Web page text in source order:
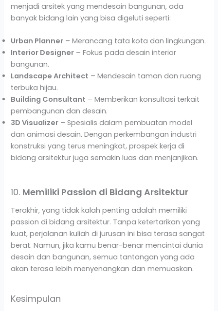
menjadi arsitek yang mendesain bangunan, ada
banyak bidang lain yang bisa digeluti seperti:
Urban Planner – Merancang tata kota dan lingkungan.
Interior Designer – Fokus pada desain interior
bangunan.
Landscape Architect – Mendesain taman dan ruang
terbuka hijau.
Building Consultant – Memberikan konsultasi terkait
pembangunan dan desain.
3D Visualizer – Spesialis dalam pembuatan model
dan animasi desain. Dengan perkembangan industri
konstruksi yang terus meningkat, prospek kerja di
bidang arsitektur juga semakin luas dan menjanjikan.
10. Memiliki Passion di Bidang Arsitektur
Terakhir, yang tidak kalah penting adalah memiliki
passion di bidang arsitektur. Tanpa ketertarikan yang
kuat, perjalanan kuliah di jurusan ini bisa terasa sangat
berat. Namun, jika kamu benar-benar mencintai dunia
desain dan bangunan, semua tantangan yang ada
akan terasa lebih menyenangkan dan memuaskan.
Kesimpulan